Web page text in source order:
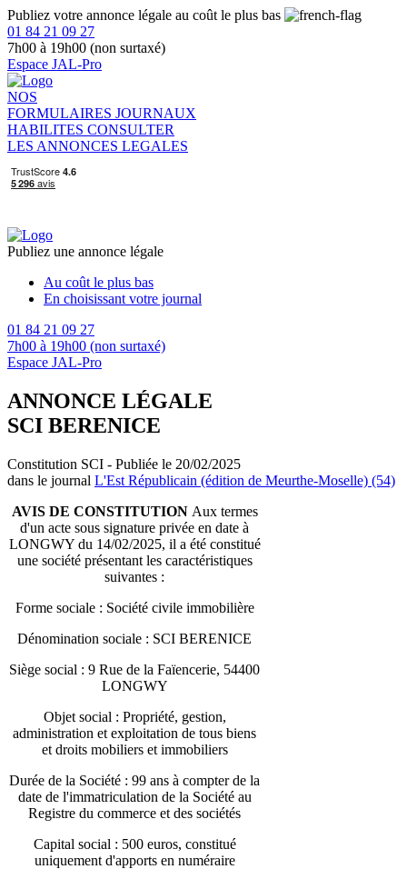
Publiez votre annonce légale au coût le plus bas
01 84 21 09 27
7h00 à 19h00 (non surtaxé)
Espace JAL-Pro
NOS
FORMULAIRES JOURNAUX
HABILITES CONSULTER
LES ANNONCES LEGALES
Publiez une annonce légale
Au coût le plus bas
En choisissant votre journal
01 84 21 09 27
7h00 à 19h00 (non surtaxé)
Espace JAL-Pro
ANNONCE LÉGALE
SCI BERENICE
Constitution SCI - Publiée le 20/02/2025
dans le journal L'Est Républicain (édition de Meurthe-Moselle) (54)
AVIS DE CONSTITUTION Aux termes
d'un acte sous signature privée en date à
LONGWY du 14/02/2025, il a été constitué
une société présentant les caractéristiques
suivantes :
Forme sociale : Société civile immobilière
Dénomination sociale : SCI BERENICE
Siège social : 9 Rue de la Faïencerie, 54400
LONGWY
Objet social : Propriété, gestion,
administration et exploitation de tous biens
et droits mobiliers et immobiliers
Durée de la Société : 99 ans à compter de la
date de l'immatriculation de la Société au
Registre du commerce et des sociétés
Capital social : 500 euros, constitué
uniquement d'apports en numéraire